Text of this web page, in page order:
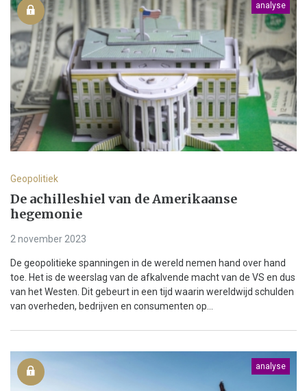
analyse
Geopolitiek
De achilleshiel van de Amerikaanse
hegemonie
2 november 2023
De geopolitieke spanningen in de wereld nemen hand over hand
toe. Het is de weerslag van de afkalvende macht van de VS en dus
van het Westen. Dit gebeurt in een tijd waarin wereldwijd schulden
van overheden, bedrijven en consumenten op...
analyse